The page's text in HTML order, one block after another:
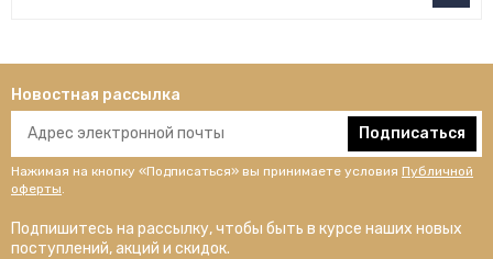
Новостная рассылка
Подписаться
Нажимая на кнопку «Подписаться» вы принимаете условия Публичной
оферты
Подпишитесь на рассылку, чтобы быть в курсе наших новых
поступлений, акций и скидок.